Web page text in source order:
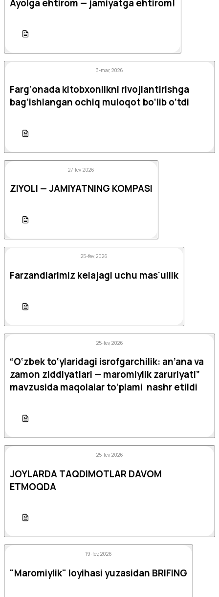
Ayolga ehtirom — jamiyatga ehtirom!
3-mar, 2026
Farg‘onada kitobxonlikni rivojlantirishga
bag‘ishlangan ochiq muloqot bo‘lib o‘tdi
27-fev, 2026
ZIYOLI — JAMIYATNING KOMPASI
25-fev, 2026
Farzandlarimiz kelajagi uchu mas'ullik
25-fev, 2026
“O‘zbek to‘ylaridagi isrofgarchilik: an’ana va
zamon ziddiyatlari — maromiylik zaruriyati”
mavzusida maqolalar to‘plami nashr etildi
25-fev, 2026
JOYLARDA TAQDIMOTLAR DAVOM
ETMOQDA
19-fev, 2026
"Maromiylik" loyihasi yuzasidan BRIFING